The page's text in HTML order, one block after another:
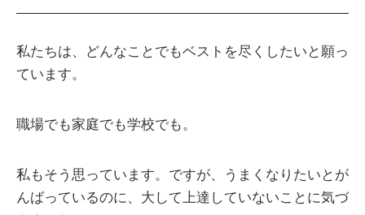
私たちは、どんなことでもベストを尽くしたいと願っ
ています。
職場でも家庭でも学校でも。
私もそう思っています。ですが、うまくなりたいとが
んばっているのに、大して上達していないことに気づ